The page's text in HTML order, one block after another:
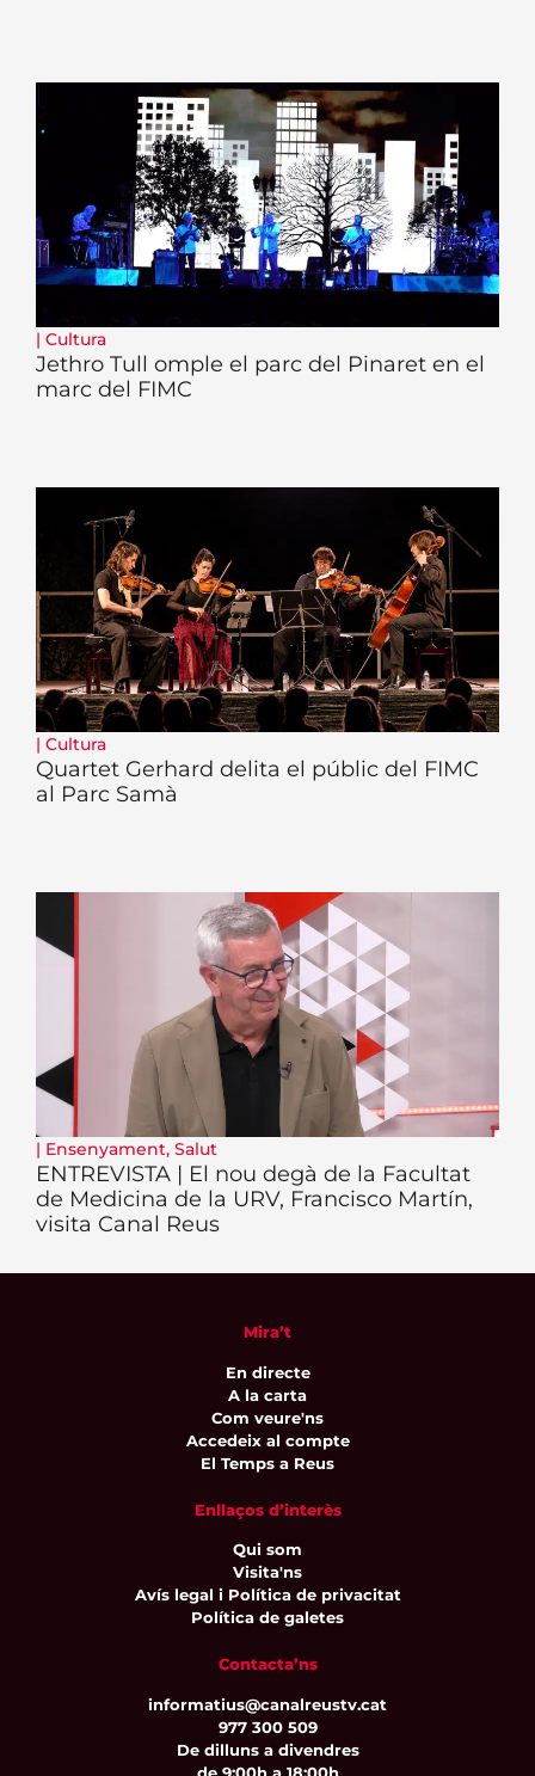
| Cultura
Jethro Tull omple el parc del Pinaret en el
marc del FIMC
| Cultura
Quartet Gerhard delita el públic del FIMC
al Parc Samà
| Ensenyament, Salut
ENTREVISTA | El nou degà de la Facultat
de Medicina de la URV, Francisco Martín,
visita Canal Reus
Mira’t
En directe
A la carta
Com veure'ns
Accedeix al compte
El Temps a Reus
Enllaços d’interès
Qui som
Visita'ns
Avís legal i Política de privacitat
Política de galetes
Contacta’ns
informatius@canalreustv.cat
977 300 509
De dilluns a divendres
de 9:00h a 18:00h